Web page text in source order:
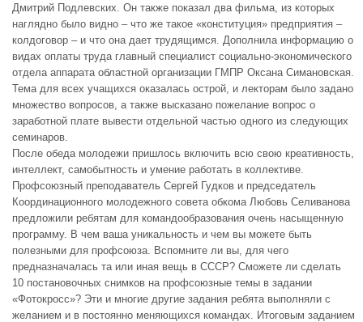
Дмитрий Подлевских. Он также показал два фильма, из которых
наглядно было видно – что же такое «конституция» предприятия –
колдоговор – и что она дает трудящимся. Дополнила информацию о
видах оплаты труда главный специалист социально-экономического
отдела аппарата областной организации ГМПР Оксана Симановская.
Тема для всех учащихся оказалась острой, и лекторам было задано
множество вопросов, а также высказано пожелание вопрос о
заработной плате вывести отдельной частью одного из следующих
семинаров.
После обеда молодежи пришлось включить всю свою креативность,
интеллект, самобытность и умение работать в коллективе.
Профсоюзный преподаватель Сергей Гудков и председатель
Координационного молодежного совета обкома Любовь Селиванова
предложили ребятам для командообразования очень насыщенную
программу. В чем ваша уникальность и чем вы можете быть
полезными для профсоюза. Вспомните ли вы, для чего
предназначалась та или иная вещь в СССР? Сможете ли сделать
10 постановочных снимков на профсоюзные темы в задании
«Фотокросс»? Эти и многие другие задания ребята выполняли с
желанием и в постоянно меняющихся командах. Итоговым заданием